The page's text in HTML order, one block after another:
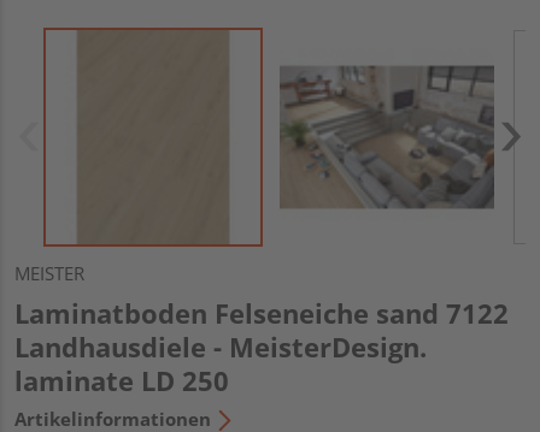
MEISTER
Laminatboden Felseneiche sand 7122
Landhausdiele - MeisterDesign.
laminate LD 250
Artikelinformationen